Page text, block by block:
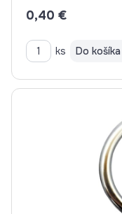
0,40 €
ks Do košíka